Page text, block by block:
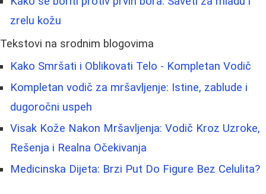
zrelu kožu
Tekstovi na srodnim blogovima
Kako Smršati i Oblikovati Telo - Kompletan Vodič
Kompletan vodič za mršavljenje: Istine, zablude i
dugoročni uspeh
Visak Kože Nakon Mršavljenja: Vodič Kroz Uzroke,
Rešenja i Realna Očekivanja
Medicinska Dijeta: Brzi Put Do Figure Bez Celulita?